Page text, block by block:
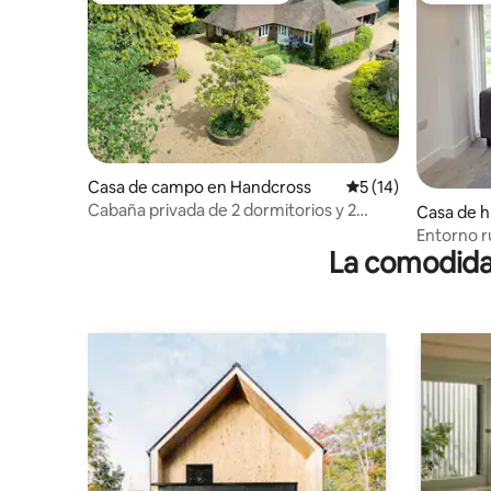
Casa de campo en Handcross Calificación
5 (14)
Cabaña privada de 2 dormitorios y 2
Casa de
ey
Entorno
La